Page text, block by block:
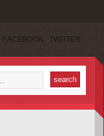
FACEBOOK TWITTER